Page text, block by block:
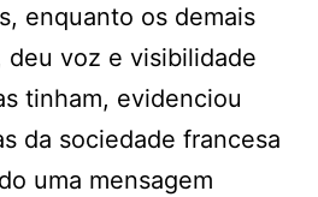
enquanto os demais
deu voz e visibilidade
tinham, evidenciou
da sociedade francesa
uma mensagem